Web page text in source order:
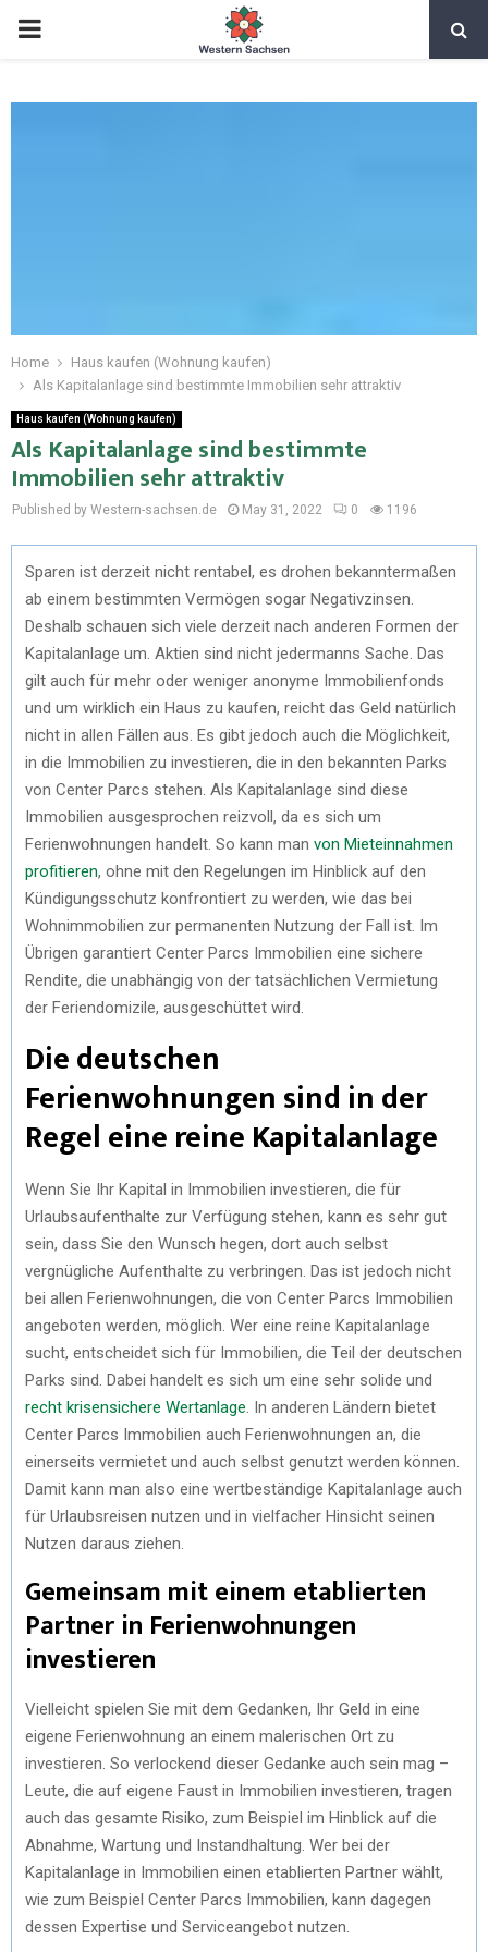
Home
Haus kaufen (Wohnung kaufen)
Als Kapitalanlage sind bestimmte Immobilien sehr attraktiv
Haus kaufen (Wohnung kaufen)
Als Kapitalanlage sind bestimmte
Immobilien sehr attraktiv
Published by Western-sachsen.de May 31, 2022 0 1196
Sparen ist derzeit nicht rentabel, es drohen bekanntermaßen
ab einem bestimmten Vermögen sogar Negativzinsen.
Deshalb schauen sich viele derzeit nach anderen Formen der
Kapitalanlage um. Aktien sind nicht jedermanns Sache. Das
gilt auch für mehr oder weniger anonyme Immobilienfonds
und um wirklich ein Haus zu kaufen, reicht das Geld natürlich
nicht in allen Fällen aus. Es gibt jedoch auch die Möglichkeit,
in die Immobilien zu investieren, die in den bekannten Parks
von Center Parcs stehen. Als Kapitalanlage sind diese
Immobilien ausgesprochen reizvoll, da es sich um
Ferienwohnungen handelt. So kann man von Mieteinnahmen
profitieren, ohne mit den Regelungen im Hinblick auf den
Kündigungsschutz konfrontiert zu werden, wie das bei
Wohnimmobilien zur permanenten Nutzung der Fall ist. Im
Übrigen garantiert Center Parcs Immobilien eine sichere
Rendite, die unabhängig von der tatsächlichen Vermietung
der Feriendomizile, ausgeschüttet wird.
Die deutschen
Ferienwohnungen sind in der
Regel eine reine Kapitalanlage
Wenn Sie Ihr Kapital in Immobilien investieren, die für
Urlaubsaufenthalte zur Verfügung stehen, kann es sehr gut
sein, dass Sie den Wunsch hegen, dort auch selbst
vergnügliche Aufenthalte zu verbringen. Das ist jedoch nicht
bei allen Ferienwohnungen, die von Center Parcs Immobilien
angeboten werden, möglich. Wer eine reine Kapitalanlage
sucht, entscheidet sich für Immobilien, die Teil der deutschen
Parks sind. Dabei handelt es sich um eine sehr solide und
recht krisensichere Wertanlage . In anderen Ländern bietet
Center Parcs Immobilien auch Ferienwohnungen an, die
einerseits vermietet und auch selbst genutzt werden können.
Damit kann man also eine wertbeständige Kapitalanlage auch
für Urlaubsreisen nutzen und in vielfacher Hinsicht seinen
Nutzen daraus ziehen.
Gemeinsam mit einem etablierten
Partner in Ferienwohnungen
investieren
Vielleicht spielen Sie mit dem Gedanken, Ihr Geld in eine
eigene Ferienwohnung an einem malerischen Ort zu
investieren. So verlockend dieser Gedanke auch sein mag –
Leute, die auf eigene Faust in Immobilien investieren, tragen
auch das gesamte Risiko, zum Beispiel im Hinblick auf die
Abnahme, Wartung und Instandhaltung. Wer bei der
Kapitalanlage in Immobilien einen etablierten Partner wählt,
wie zum Beispiel Center Parcs Immobilien, kann dagegen
dessen Expertise und Serviceangebot nutzen.